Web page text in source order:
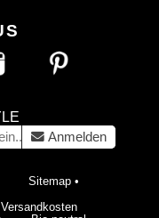
Anmelden
Sitemap •
Versandkosten